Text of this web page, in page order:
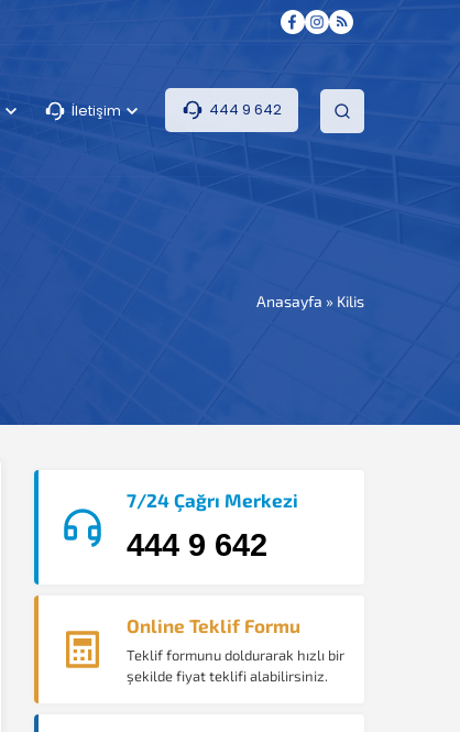
İletişim 444 9 642
Anasayfa » Kilis
7/24 Çağrı Merkezi
444 9 642
Online Teklif Formu
Teklif formunu doldurarak hızlı bir
şekilde fiyat teklifi alabilirsiniz.